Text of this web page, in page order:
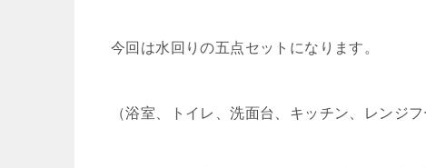
今回は水回りの五点セットになります。
（浴室、トイレ、洗面台、キッチン、レンジ